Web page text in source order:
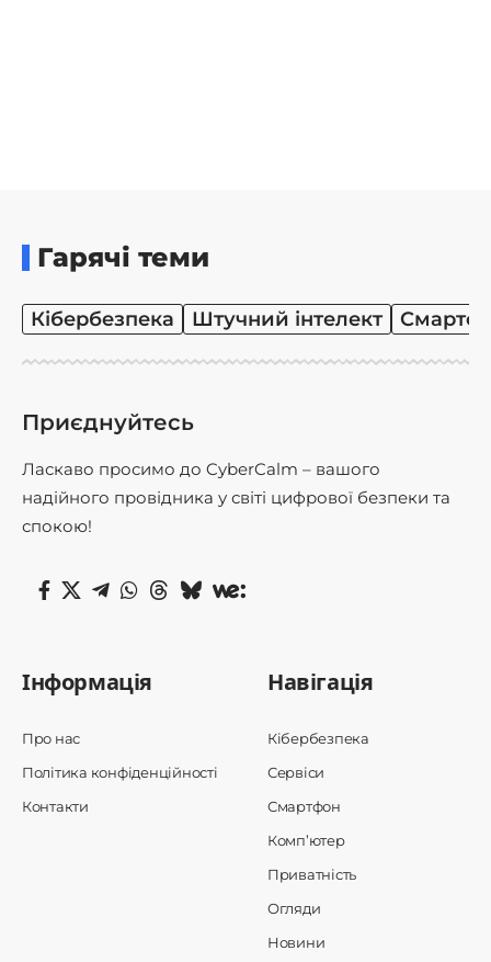
Гарячі теми
Кібербезпека Штучний інтелект
Приєднуйтесь
Ласкаво просимо до CyberCalm – вашого
надійного провідника у світі цифрової безпеки та
спокою!
Інформація
Про нас
Політика конфіденційності
Контакти
Навігація
Кібербезпека
Сервіси
Смартфон
Комп’ютер
Приватність
Огляди
Новини